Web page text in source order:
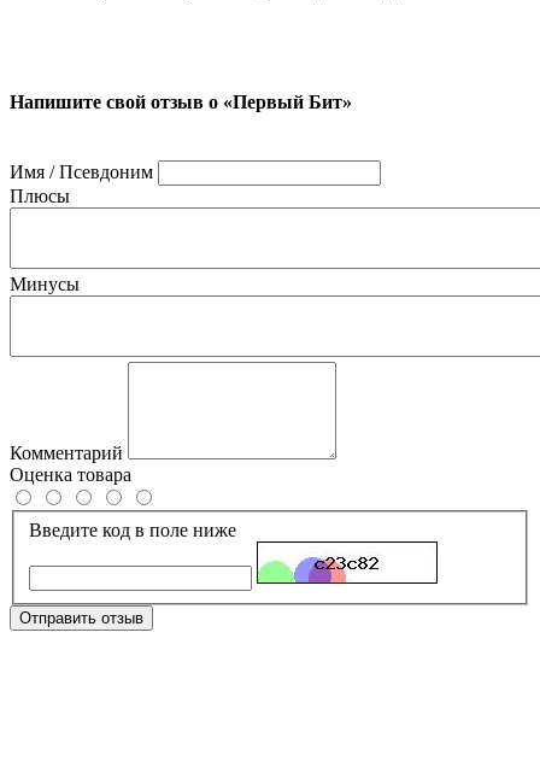
Напишите свой отзыв о «Первый Бит»
Имя / Псевдоним
Плюсы
Минусы
Комментарий
Оценка товара
Введите код в поле ниже
Отправить отзыв